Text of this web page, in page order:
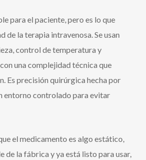
para el paciente, pero es lo que
de la terapia intravenosa. Se usan
control de temperatura y
una complejidad técnica que
Es precisión quirúrgica hecha por
entorno controlado para evitar
el medicamento es algo estático,
de la fábrica y ya está listo para usar,